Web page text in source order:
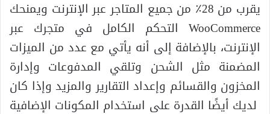
يقرب من 28٪ من جميع المتاجر عبر الإنترنت ويمنحك
WooCommerce التحكم الكامل في متجرك عبر
الإنترنت، بالإضافة إلى أنه يأتي مع عدد من الميزات
المضمنة مثل الشحن وتلقي المدفوعات وإدارة
المخزون والقسائم وإعداد التقارير والمزيد وإذا كان
لديك أيضًا القدرة على استخدام المكونات الإضافية